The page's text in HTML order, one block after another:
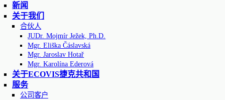
新闻
关于我们
合伙人
JUDr. Mojmír Ježek, Ph.D.
Mgr. Eliška Čáslavská
Mgr. Jaroslav Hotař
Mgr. Karolína Ederová
关于ECOVIS捷克共和国
服务
公司客户